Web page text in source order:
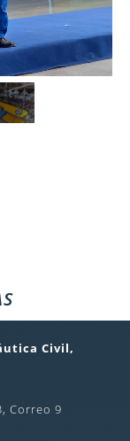
Civil,
Correo 9